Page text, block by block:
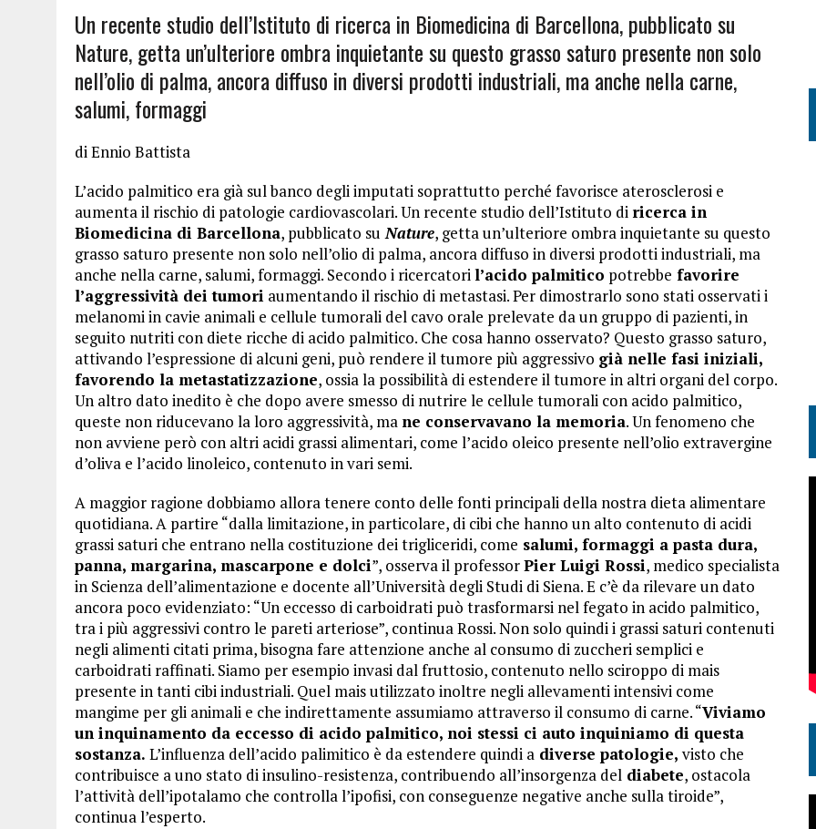
Un recente studio dell’Istituto di ricerca in Biomedicina di Barcellona, pubblicato su
Nature, getta un’ulteriore ombra inquietante su questo grasso saturo presente non solo
nell’olio di palma, ancora diffuso in diversi prodotti industriali, ma anche nella carne,
salumi, formaggi
di Ennio Battista
L’acido palmitico era già sul banco degli imputati soprattutto perché favorisce aterosclerosi e
aumenta il rischio di patologie cardiovascolari. Un recente studio dell’Istituto di ricerca in
Biomedicina di Barcellona, pubblicato su Nature, getta un’ulteriore ombra inquietante su questo
grasso saturo presente non solo nell’olio di palma, ancora diffuso in diversi prodotti industriali, ma
anche nella carne, salumi, formaggi. Secondo i ricercatoril’acido palmitico potrebbe favorire
l’aggressività dei tumori aumentando il rischio di metastasi. Per dimostrarlo sono stati osservati i
melanomi in cavie animali e cellule tumorali del cavo orale prelevate da un gruppo di pazienti, in
seguito nutriti con diete ricche di acido palmitico. Che cosa hanno osservato? Questo grasso saturo,
attivando l’espressione di alcuni geni, può rendere il tumore più aggressivo già nelle fasi iniziali,
favorendo la metastatizzazione, ossia la possibilità di estendere il tumore in altri organi del corpo.
Un altro dato inedito è che dopo avere smesso di nutrire le cellule tumorali con acido palmitico,
queste non riducevano la loro aggressività, ma ne conservavano la memoria. Un fenomeno che
non avviene però con altri acidi grassi alimentari, come l’acido oleico presente nell’olio extravergine
d’oliva e l’acido linoleico, contenuto in vari semi.
A maggior ragione dobbiamo allora tenere conto delle fonti principali della nostra dieta alimentare
quotidiana. A partire “dalla limitazione, in particolare, di cibi che hanno un alto contenuto di acidi
grassi saturi che entrano nella costituzione dei trigliceridi, come salumi, formaggi a pasta dura,
panna, margarina, mascarpone e dolci”, osserva il professorPier Luigi Rossi, medico specialista
in Scienza dell’alimentazione e docente all’Università degli Studi di Siena. E c’è da rilevare un dato
ancora poco evidenziato: “Un eccesso di carboidrati può trasformarsi nel fegato in acido palmitico,
tra i più aggressivi contro le pareti arteriose”, continua Rossi. Non solo quindi i grassi saturi contenuti
negli alimenti citati prima, bisogna fare attenzione anche al consumo di zuccheri semplici e
carboidrati raffinati. Siamo per esempio invasi dal fruttosio, contenuto nello sciroppo di mais
presente in tanti cibi industriali. Quel mais utilizzato inoltre negli allevamenti intensivi come
mangime per gli animali e che indirettamente assumiamo attraverso il consumo di carne. “Viviamo
un inquinamento da eccesso di acido palmitico, noi stessi ci auto inquiniamo di questa
sostanza. L’influenza dell’acido palimitico è da estendere quindi a diverse patologie, visto che
contribuisce a uno stato di insulino-resistenza, contribuendo all’insorgenza del diabete, ostacola
l’attività dell’ipotalamo che controlla l’ipofisi, con conseguenze negative anche sulla tiroide”,
continua l’esperto.